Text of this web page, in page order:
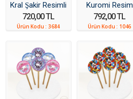
Kral Şakir Resimli
Kurabiye 6 Adet
720,00 TL
Ürün Kodu :3684
Kuromi Resim
Kurabiye 6 Adet
792,00 TL
Ürün Kodu : 1046